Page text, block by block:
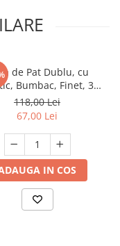
de Pat Dublu, cu
Bumbac, Finet, 3
Imprimeu Pisicute
118,00 Lei
67,00 Lei
IN COS